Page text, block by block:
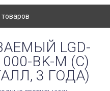
LGD-
BK-M (C)
3 ГОДА)